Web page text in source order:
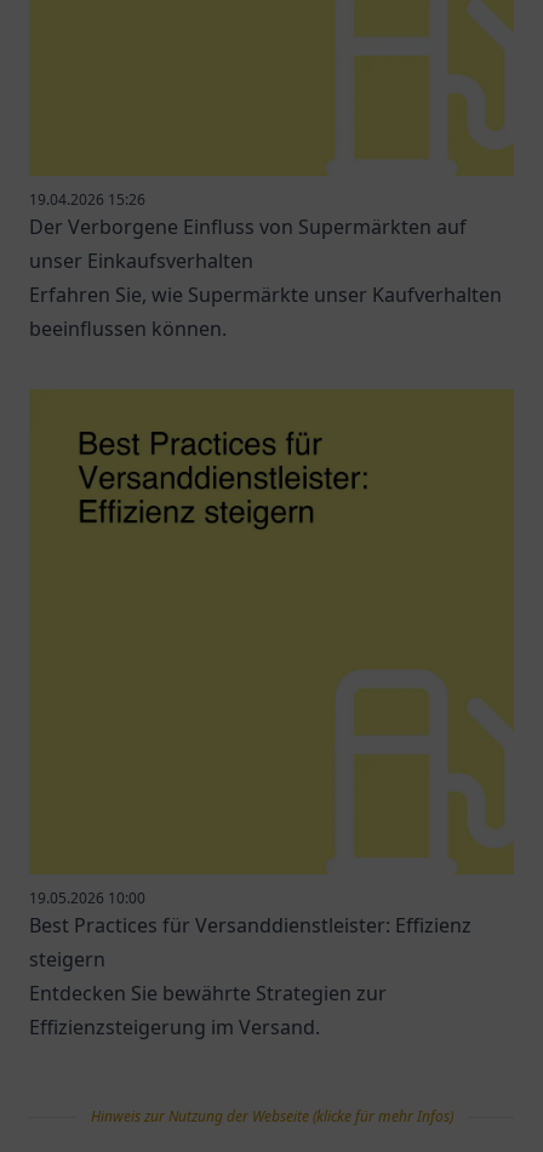
19.04.2026 15:26
Der Verborgene Einfluss von Supermärkten auf
unser Einkaufsverhalten
Erfahren Sie, wie Supermärkte unser Kaufverhalten
beeinflussen können.
19.05.2026 10:00
Best Practices für Versanddienstleister: Effizienz
steigern
Entdecken Sie bewährte Strategien zur
Effizienzsteigerung im Versand.
Hinweis zur Nutzung der Webseite (klicke für mehr Infos)